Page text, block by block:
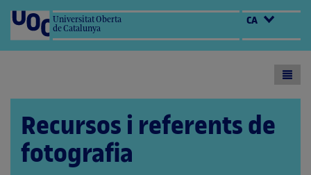
Universitat Oberta
de Catalunya
CA
Recursos i referents de
fotografia